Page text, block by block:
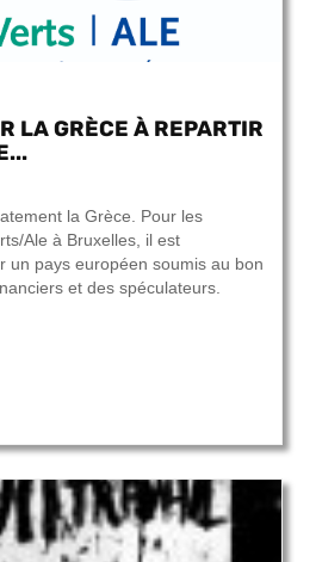
LA GRÈCE À REPARTIR
la Grèce. Pour les
Ale à Bruxelles, il est
un pays européen soumis au bon
et des spéculateurs.